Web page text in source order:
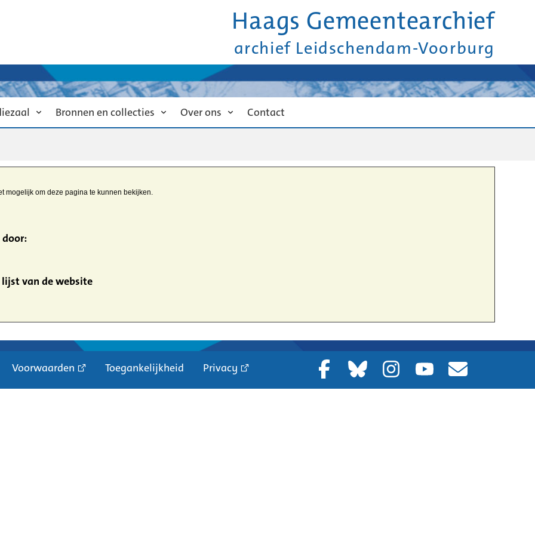
Haags Gemeentearchief
archief Leidschendam-Voorburg
Bronnen en collecties Over ons Contact
mogelijk om deze pagina te kunnen bekijken.
van de website
Voorwaarden Toegankelijkheid Privacy